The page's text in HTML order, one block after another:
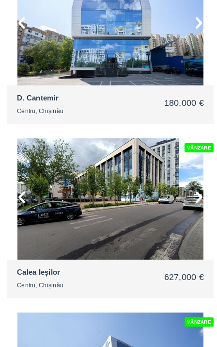
2
D. Cantemir
Centru, Chișinău
180,000 €
VÂNZARE
Calea Ieșilor
Centru, Chișinău
627,000 €
VÂNZARE